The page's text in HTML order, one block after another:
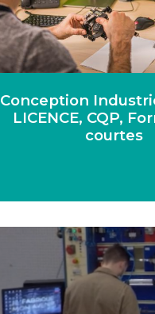
Conception
LICENCE, CQP,
courtes